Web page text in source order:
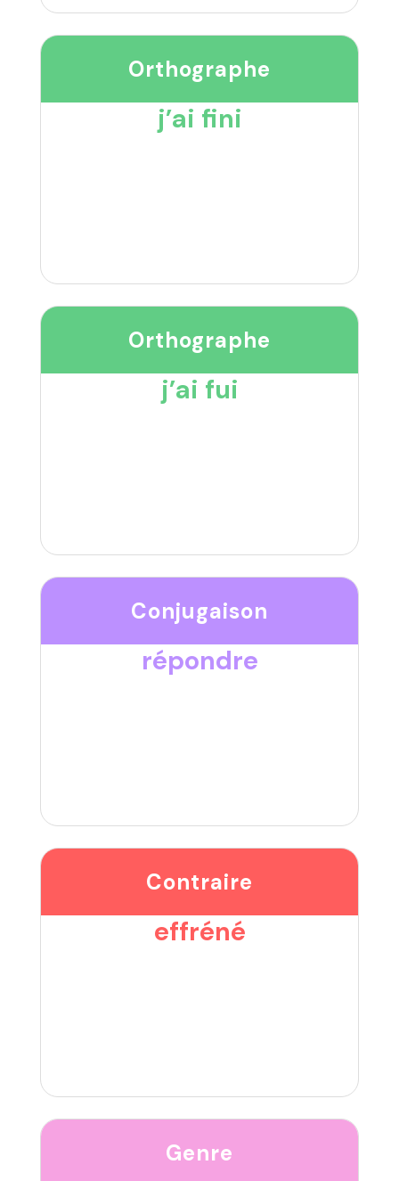
Orthographe
j’ai fini
Orthographe
j’ai fui
Conjugaison
répondre
Contraire
effréné
Genre